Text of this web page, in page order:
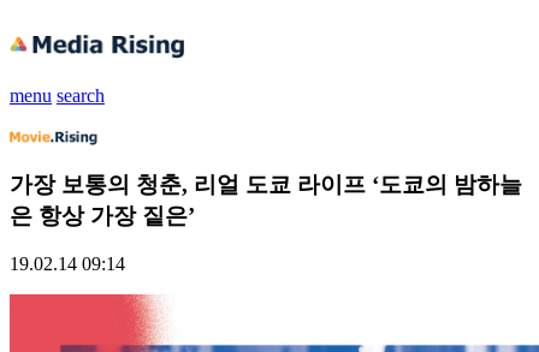
menu search
가장 보통의 청춘, 리얼 도쿄 라이프 ‘도쿄의 밤하늘
은 항상 가장 짙은’
19.02.14 09:14